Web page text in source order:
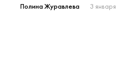
Здоровье
Полина Журавлева 3 января